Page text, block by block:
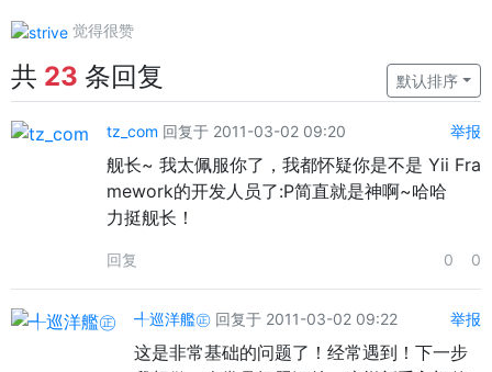
觉得很赞
共 23 条回复 默认排序
tz_com 回复于 2011-03-02 09:20 举报
舰长~ 我太佩服你了，我都怀疑你是不是 Yii Fra
mework的开发人员了:P简直就是神啊~哈哈
力挺舰长！
回复 0 0
╃巡洋艦㊣ 回复于 2011-03-02 09:22 举报
这是非常基础的问题了！经常遇到！下一步